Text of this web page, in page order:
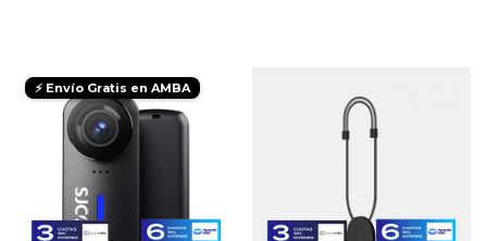
⚡ Envío Gratis en AMBA